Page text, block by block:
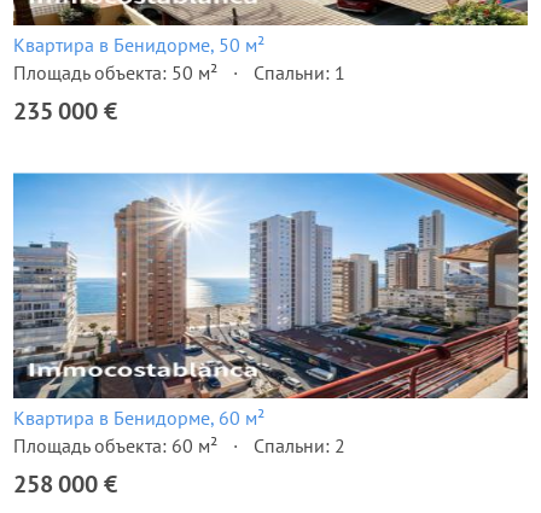
Квартира в Бенидорме, 50 м²
Площадь объекта: 50 м²
Спальни: 1
235 000 €
Квартира в Бенидорме, 60 м²
Площадь объекта: 60 м²
Спальни: 2
258 000 €